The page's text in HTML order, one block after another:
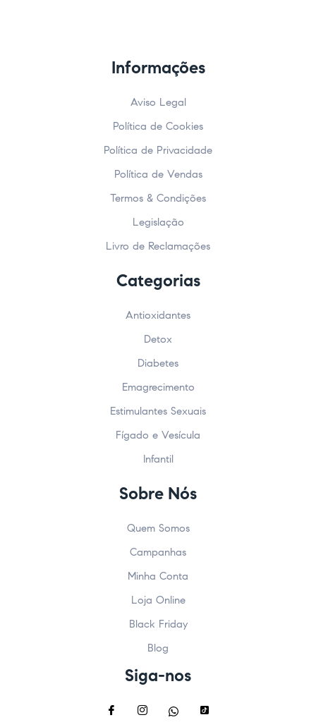
Informações
Aviso Legal
Política de Cookies
Política de Privacidade
Política de Vendas
Termos & Condições
Legislação
Livro de Reclamações
Categorias
Antioxidantes
Detox
Diabetes
Emagrecimento
Estimulantes Sexuais
Fígado e Vesícula
Infantil
Sobre Nós
Quem Somos
Campanhas
Minha Conta
Loja Online
Black Friday
Blog
Siga-nos